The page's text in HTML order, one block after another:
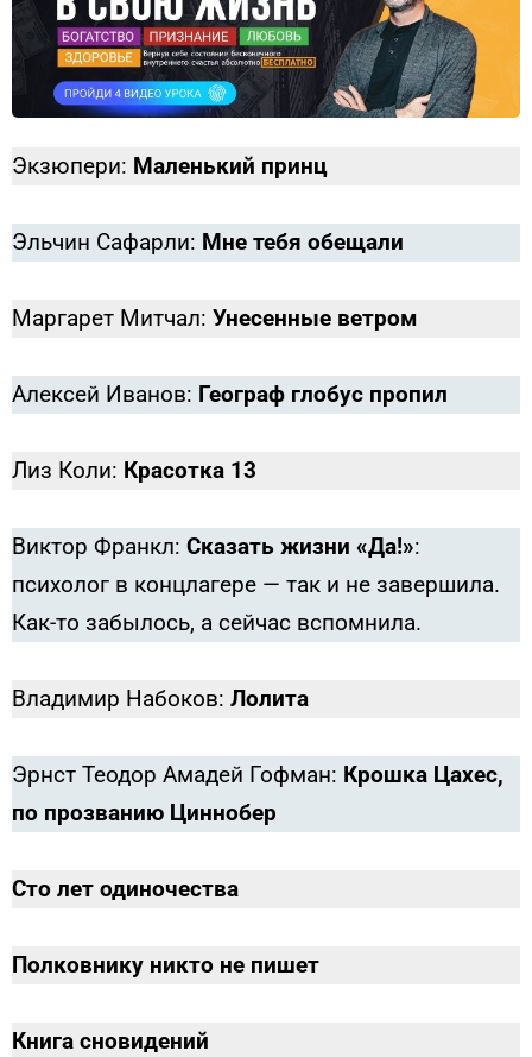
Экзюпери: Маленький принц
Эльчин Сафарли: Мне тебя обещали
Маргарет Митчал: Унесенные ветром
Алексей Иванов: Географ глобус пропил
Лиз Коли: Красотка 13
Виктор Франкл: Сказать жизни «Да!»:
психолог в концлагере — так и не завершила.
Как-то забылось, а сейчас вспомнила.
Владимир Набоков: Лолита
Эрнст Теодор Амадей Гофман: Крошка Цахес,
по прозванию Циннобер
Сто лет одиночества
Полковнику никто не пишет
Книга сновидений